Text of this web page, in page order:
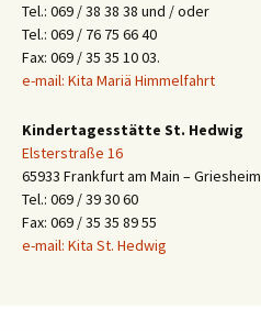
Tel.: 069 / 38 38 38 und / oder
Tel.: 069 / 76 75 66 40
Fax: 069 / 35 35 10 03.
e-mail: Kita Mariä Himmelfahrt
Kindertagesstätte St. Hedwig
Elsterstraße 16
65933 Frankfurt am Main – Griesheim
Tel.: 069 / 39 30 60
Fax: 069 / 35 35 89 55
e-mail: Kita St. Hedwig